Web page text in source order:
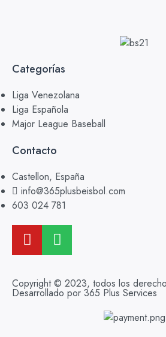
Categorías
Liga Venezolana
Liga Española
Major League Baseball
Contacto
Castellon, España
info@365plusbeisbol.com
603 024 781
Copyright © 2023, todos los
Desarrollado por 365 Plus Services